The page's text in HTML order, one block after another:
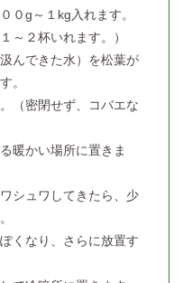
０g～１kg入れます。
～２杯いれます。）
んできた水）を松葉が
。
（密閉せず、コバエな
暖かい場所に置きま
シュワしてきたら、少
くなり、さらに放置す